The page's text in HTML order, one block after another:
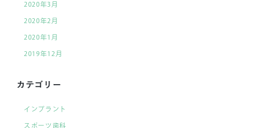
2020年3月
2020年2月
2020年1月
2019年12月
カテゴリー
インプラント
スポーツ歯科